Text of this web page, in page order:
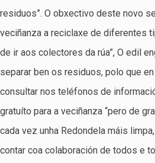
residuos”. O obxectivo deste novo
veciñanza a reciclaxe de diferentes
de ir aos colectores da rúa”, O edil
separar ben os residuos, polo que
consultar nos teléfonos de
gratuíto para a veciñanza “pero de
cada vez unha Redondela máis
contar coa colaboración de todos e